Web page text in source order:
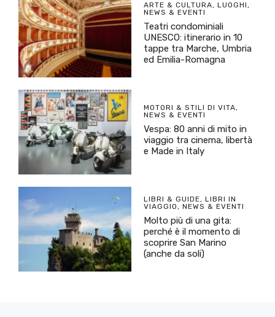
ARTE & CULTURA, LUOGHI,
NEWS & EVENTI
Teatri condominiali
UNESCO: itinerario in 10
tappe tra Marche, Umbria
ed Emilia-Romagna
MOTORI & STILI DI VITA,
NEWS & EVENTI
Vespa: 80 anni di mito in
viaggio tra cinema, libertà
e Made in Italy
LIBRI & GUIDE, LIBRI IN
VIAGGIO, NEWS & EVENTI
Molto più di una gita:
perché è il momento di
scoprire San Marino
(anche da soli)